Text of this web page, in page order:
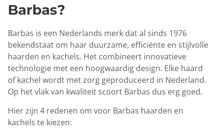
Barbas?
Barbas is een Nederlands merk dat al sinds 1976
bekendstaat om haar duurzame, efficiënte en stijlvolle
haarden en kachels. Het combineert innovatieve
technologie met een hoogwaardig design. Elke haard
of kachel wordt met zorg geproduceerd in Nederland.
Op het vlak van kwaliteit scoort Barbas dus erg goed.
Hier zijn 4 redenen om voor Barbas haarden en
kachels te kiezen: